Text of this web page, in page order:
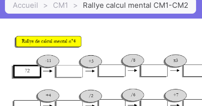
Accueil > CM1 > Rallye calcul mental CM1-CM2